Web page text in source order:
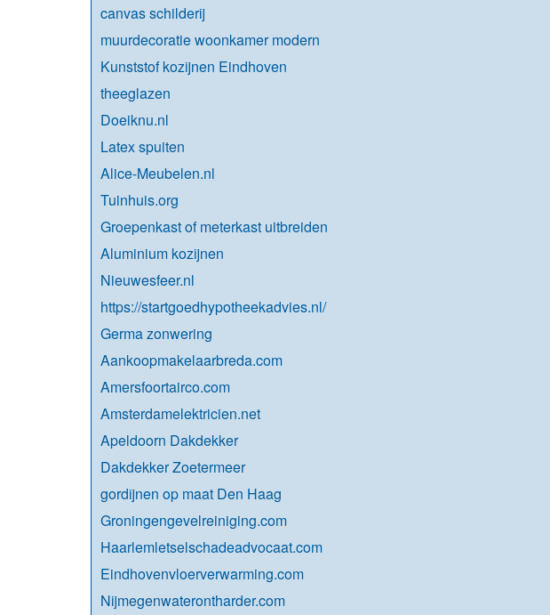
canvas schilderij
muurdecoratie woonkamer modern
Kunststof kozijnen Eindhoven
theeglazen
Doeiknu.nl
Latex spuiten
Alice-Meubelen.nl
Tuinhuis.org
Groepenkast of meterkast uitbreiden
Aluminium kozijnen
Nieuwesfeer.nl
https://startgoedhypotheekadvies.nl/
Germa zonwering
Aankoopmakelaarbreda.com
Amersfoortairco.com
Amsterdamelektricien.net
Apeldoorn Dakdekker
Dakdekker Zoetermeer
gordijnen op maat Den Haag
Groningengevelreiniging.com
Haarlemletselschadeadvocaat.com
Eindhovenvloerverwarming.com
Nijmegenwaterontharder.com